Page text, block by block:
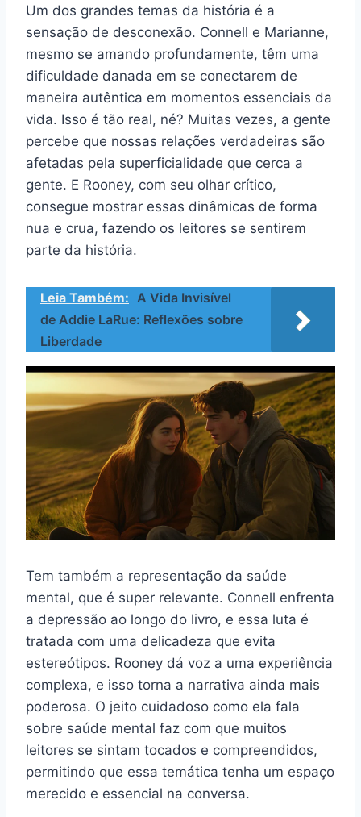
Um dos grandes temas da história é a
sensação de desconexão. Connell e Marianne,
mesmo se amando profundamente, têm uma
dificuldade danada em se conectarem de
maneira autêntica em momentos essenciais da
vida. Isso é tão real, né? Muitas vezes, a gente
percebe que nossas relações verdadeiras são
afetadas pela superficialidade que cerca a
gente. E Rooney, com seu olhar crítico,
consegue mostrar essas dinâmicas de forma
nua e crua, fazendo os leitores se sentirem
parte da história.
Leia Também: A Vida Invisível
de Addie LaRue: Reflexões sobre
Liberdade
Tem também a representação da saúde
mental, que é super relevante. Connell enfrenta
a depressão ao longo do livro, e essa luta é
tratada com uma delicadeza que evita
estereótipos. Rooney dá voz a uma experiência
complexa, e isso torna a narrativa ainda mais
poderosa. O jeito cuidadoso como ela fala
sobre saúde mental faz com que muitos
leitores se sintam tocados e compreendidos,
permitindo que essa temática tenha um espaço
merecido e essencial na conversa.